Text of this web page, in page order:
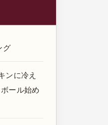
グ
ンに冷え
ール始め